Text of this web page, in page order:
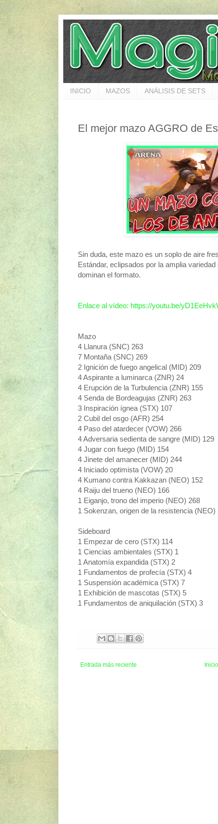
INICIO MAZOS ANÁLISIS DE SETS
El mejor mazo AGGRO de
Sin duda, este mazo es un soplo de aire
Estándar, eclipsados por la amplia
dominan el formato.
Enlace al vídeo: https://youtu.be/
Mazo
4 Llanura (SNC) 263
7 Montaña (SNC) 269
2 Ignición de fuego angelical (MID) 209
4 Aspirante a luminarca (ZNR) 24
4 Erupción de la Turbulencia (ZNR) 155
4 Senda de Bordeagujas (ZNR) 263
3 Inspiración ígnea (STX) 107
2 Cubil del osgo (AFR) 254
4 Paso del atardecer (VOW) 266
4 Adversaria sedienta de sangre (MID) 129
4 Jugar con fuego (MID) 154
4 Jinete del amanecer (MID) 244
4 Iniciado optimista (VOW) 20
4 Kumano contra Kakkazan (NEO) 152
4 Raiju del trueno (NEO) 166
1 Eiganjo, trono del imperio (NEO) 268
1 Sokenzan, origen de la resistencia (NEO)
Sideboard
1 Empezar de cero (STX) 114
1 Ciencias ambientales (STX) 1
1 Anatomía expandida (STX) 2
1 Fundamentos de profecía (STX) 4
1 Suspensión académica (STX) 7
1 Exhibición de mascotas (STX) 5
1 Fundamentos de aniquilación (STX) 3
Entrada más reciente Inicio